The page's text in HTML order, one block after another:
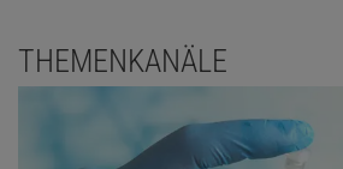
THEMENKANÄLE